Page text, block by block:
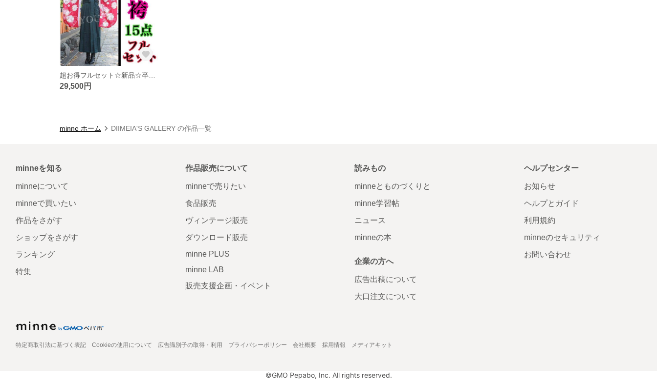
29,500円
minne ホーム DIIMEIA'S GALLERY の作品一覧
minneを知る
minneについて
minneで買いたい
作品をさがす
ショップをさがす
ランキング
特集
作品販売について
minneで売りたい
食品販売
ヴィンテージ販売
ダウンロード販売
minne PLUS
minne LAB
販売支援企画・イベント
読みもの
minneとものづくりと
minne学習帖
ニュース
minneの本
企業の方へ
広告出稿について
大口注文について
ヘルプセンター
お知らせ
ヘルプとガイド
利用規約
minneのセキュリティ
お問い合わせ
特定商取引法に基づく表記 Cookieの使用について 広告識別子の取得・利用 プライバシーポリシー 会社概要 採用情報 メディアキット
©GMO Pepabo, Inc. All rights reserved.